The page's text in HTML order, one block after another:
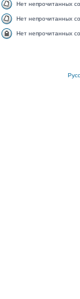
Нет непрочитанных
Нет непрочитанных
Нет непрочитанных